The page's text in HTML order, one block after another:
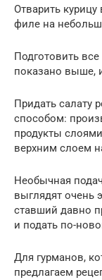
Отварить
филе на
Подготовить
показано выше,
Придать салату
способом:
продукты
верхним слоем
Необычная
выглядят
ставший давно
и подать по-
Для гурманов,
предлагаем